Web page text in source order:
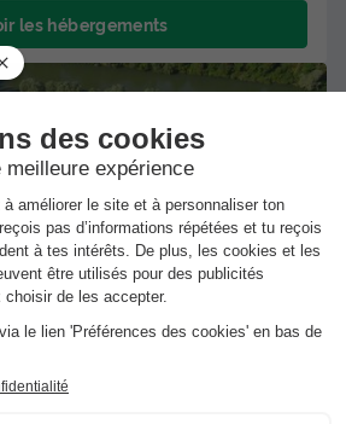
les hébergements
de Loue ★★★
m de Ornans) | [1, Inf[ (49,1 km de